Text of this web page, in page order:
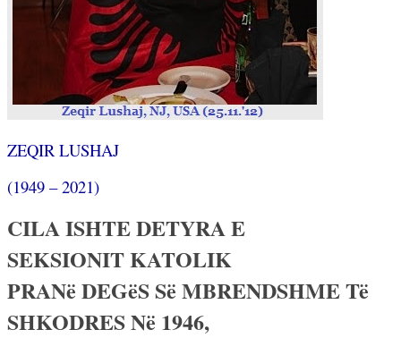
ZEQIR LUSHAJ
(1949 – 2021)
CILA ISHTE DETYRA E
SEKSIONIT KATOLIK
PRANë DEGëS Së MBRENDSHME Të
SHKODRES Në 1946,